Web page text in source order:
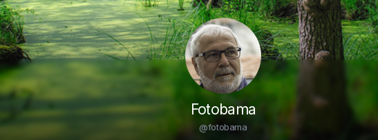
Fotobama
@fotobama